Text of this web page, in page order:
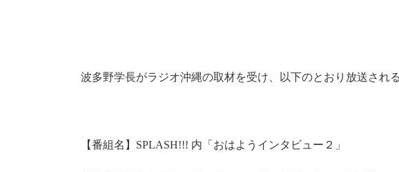
波多野学長がラジオ沖縄の取材を受け、以下のとおり放送され
【番組名】SPLASH!!! 内「おはようインタビュー２」